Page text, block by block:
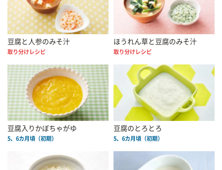
豆腐と人参のみそ汁
取り分けレシピ
ほうれん草と豆腐のみそ汁
取り分けレシピ
豆腐入りかぼちゃがゆ
5、6カ月頃（初期）
豆腐のとろとろ
5、6カ月頃（初期）